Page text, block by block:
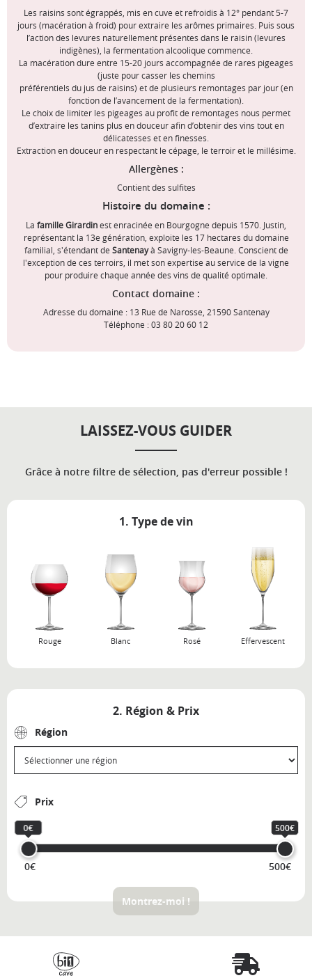
Les raisins sont égrappés, mis en cuve et refroidis à 12° pendant 5-7
jours (macération à froid) pour extraire les arômes primaires. Puis sous
l’action des levures naturellement présentes dans le raisin (levures
indigènes), la fermentation alcoolique commence.
La macération dure entre 15-20 jours accompagnée de rares pigeages
(juste pour casser les chemins
préférentiels du jus de raisins) et de plusieurs remontages par jour (en
fonction de l’avancement de la fermentation).
Le choix de limiter les pigeages au profit de remontages nous permet
d’extraire les tanins plus en douceur afin d’obtenir des vins tout en
délicatesses et en finesses.
Extraction en douceur en respectant le cépage, le terroir et le millésime.
Allergènes :
Contient des sulfites
Histoire du domaine :
La famille Girardinest enracinée en Bourgogne depuis 1570. Justin,
représentant la 13e génération, exploite les 17 hectares du domaine
familial, s'étendant de Santenayà Savigny-les-Beaune. Conscient de
l'exception de ces terroirs, il met son expertise au service de la vigne
pour produire chaque année des vins de qualité optimale.
Contact domaine :
Adresse du domaine : 13 Rue de Narosse, 21590 Santenay
Téléphone : 03 80 20 60 12
LAISSEZ-VOUS GUIDER
Grâce à notre filtre de sélection, pas d'erreur possible !
1. Type de vin
Rouge Blanc Rosé Effervescent
2. Région & Prix
Région
Prix
0€ 500€
0€ 500€
Montrez-moi !